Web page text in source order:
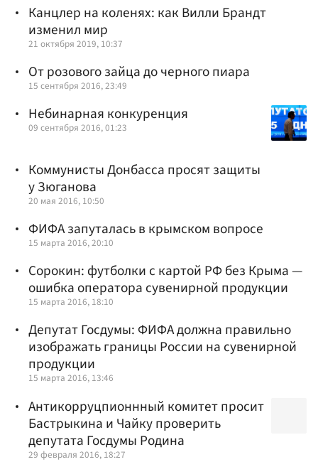
Канцлер на коленях: как Вилли Брандт
изменил мир
21 октября 2019, 10:37
От розового зайца до черного пиара
15 сентября 2016, 23:49
Небинарная конкуренция
09 сентября 2016, 01:23
Коммунисты Донбасса просят защиты
у Зюганова
20 мая 2016, 10:50
ФИФА запуталась в крымском вопросе
15 марта 2016, 20:10
Сорокин: футболки с картой РФ без Крыма —
ошибка оператора сувенирной продукции
15 марта 2016, 18:10
Депутат Госдумы: ФИФА должна правильно
изображать границы России на сувенирной
продукции
15 марта 2016, 13:46
Антикорруцпионнный комитет просит
Бастрыкина и Чайку проверить
депутата Госдумы Родина
29 февраля 2016, 18:27